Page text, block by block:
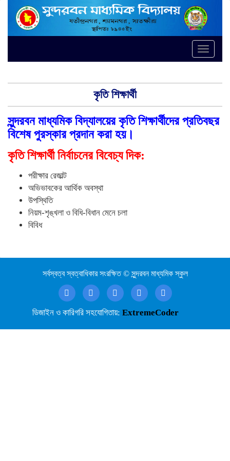
Toggle
কৃতি শিক্ষার্থী
সুন্দরবন মাধ্যমিক বিদ্যালয়ের কৃতি শিক্ষার্থীদের প্রতিবছর
বিশেষ পুরস্কার প্রদান করা হয়।
কৃতি শিক্ষার্থী নির্বাচনের বিবেচ্য দিক:
পরীক্ষার রেজাল্ট
অভিভাবকের আর্থিক অবস্থা
উপস্থিতি
নিয়ম-শৃঙ্খলা ও বিধি-বিধান মেনে চলা
বিবিধ
সর্বস্বত্ব স্বত্বাধিকার সংরক্ষিত © সুন্দরবন মাধ্যমিক স্কুল
ডিজাইন ও কারিগরি সহযোগিতায়: ExtremeCoder